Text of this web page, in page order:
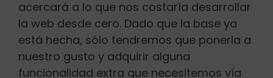
acercará a lo que nos costaría desarrollar
la web desde cero. Dado que la base ya
está hecha, sólo tendremos que ponerla a
nuestro gusto y adquirir alguna
funcionalidad extra que necesitemos vía